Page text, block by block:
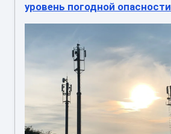
уровень погодной опасности